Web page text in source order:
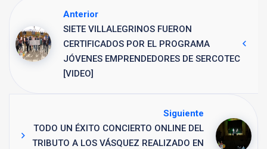
Anterior
SIETE VILLALEGRINOS FUERON
CERTIFICADOS POR EL PROGRAMA
JÓVENES EMPRENDEDORES DE SERCOTEC
[VIDEO]
Siguiente
TODO UN ÉXITO CONCIERTO ONLINE DEL
TRIBUTO A LOS VÁSQUEZ REALIZADO EN